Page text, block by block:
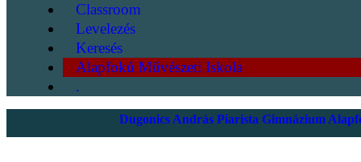
Classroom
Levelezés
Keresés
Alapfokú Művészeti Iskola
.
Dugonics András Piarista Gimnázium